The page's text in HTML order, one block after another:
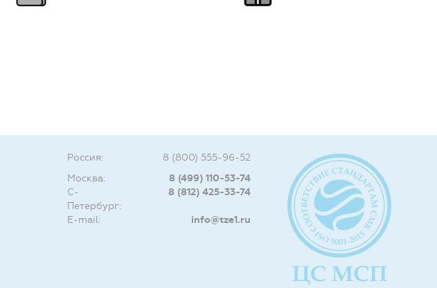
Россия:
8 (800) 555-96-52
Москва:
8 (499) 110-53-74
С-
Петербург:
8 (812) 425-33-74
E-mail: info@tze1.ru